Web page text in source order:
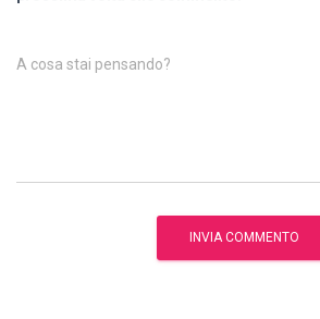
A cosa stai pensando?